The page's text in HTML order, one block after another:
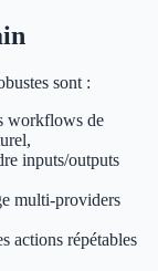
sont :
workflows de
inputs/outputs
multi-providers
actions répétables